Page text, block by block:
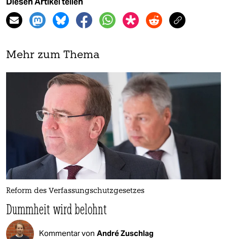
Mehr zum Thema
Reform des Verfassungschutzgesetzes
Dummheit wird belohnt
Kommentar von André Zuschlag